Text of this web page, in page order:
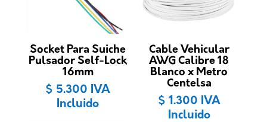
Socket Para Suiche
Pulsador Self-Lock
16mm
$ 5.300 IVA
Incluido
Cable Vehicular
AWG Calibre 18
Blanco x Metro
Centelsa
$ 1.300 IVA
Incluido